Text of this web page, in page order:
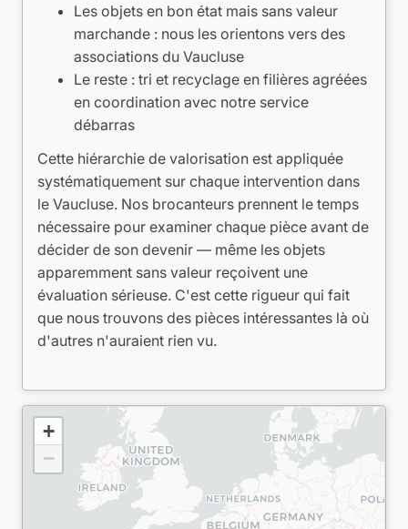
Les objets en bon état mais sans valeur
marchande : nous les orientons vers des
associations du Vaucluse
Le reste : tri et recyclage en filières agréées
en coordination avec notre service
débarras
Cette hiérarchie de valorisation est appliquée
systématiquement sur chaque intervention dans
le Vaucluse. Nos brocanteurs prennent le temps
nécessaire pour examiner chaque pièce avant de
décider de son devenir — même les objets
apparemment sans valeur reçoivent une
évaluation sérieuse. C'est cette rigueur qui fait
que nous trouvons des pièces intéressantes là où
d'autres n'auraient rien vu.
+
−